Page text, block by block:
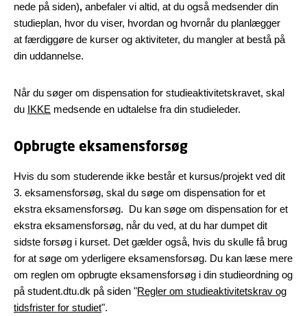
nede på siden), anbefaler vi altid, at du også medsender din
studieplan, hvor du viser, hvordan og hvornår du planlægger
at færdiggøre de kurser og aktiviteter, du mangler at bestå på
din uddannelse.
Når du søger om dispensation for studieaktivitetskravet, skal
du IKKE medsende en udtalelse fra din studieleder.
Opbrugte eksamensforsøg
Hvis du som studerende ikke består et kursus/projekt ved dit
3. eksamensforsøg, skal du søge om dispensation for et
ekstra eksamensforsøg. Du kan søge om dispensation for et
ekstra eksamensforsøg, når du ved, at du har dumpet dit
sidste forsøg i kurset. Det gælder også, hvis du skulle få brug
for at søge om yderligere eksamensforsøg. Du kan læse mere
om reglen om opbrugte eksamensforsøg i din studieordning og
på student.dtu.dk på siden "Regler om studieaktivitetskrav og
tidsfrister for studiet".